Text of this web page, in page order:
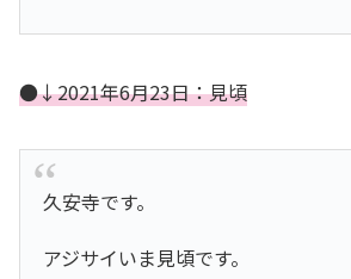
●↓2021年6月23日：見頃
久安寺です。
アジサイいま見頃です。